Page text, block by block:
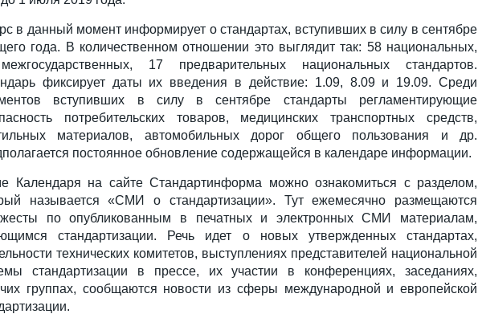
в данный момент информирует о стандартах, вступивших в силу в сентябре
года. В количественном отношении это выглядит так: 58 национальных,
17 предварительных национальных стандартов.
фиксирует даты их введения в действие: 1.09, 8.09 и 19.09. Среди
вступивших в силу в сентябре стандарты регламентирующие
потребительских товаров, медицинских транспортных средств,
материалов, автомобильных дорог общего пользования и др.
постоянное обновление содержащейся в календаре информации.
Календаря на сайте Стандартинформа можно ознакомиться с разделом,
называется «СМИ о стандартизации». Тут ежемесячно размещаются
по опубликованным в печатных и электронных СМИ материалам,
стандартизации. Речь идет о новых утвержденных стандартах,
технических комитетов, выступлениях представителей национальной
стандартизации в прессе, их участии в конференциях, заседаниях,
группах, сообщаются новости из сферы международной и европейской